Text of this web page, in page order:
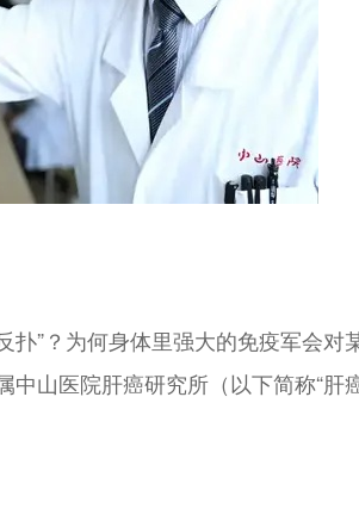
”？为何身体里强大的免疫军会对
山医院肝癌研究所（以下简称“肝